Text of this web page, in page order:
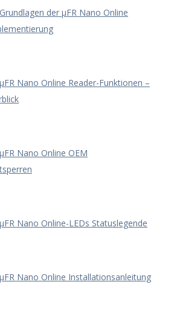
Grundlagen der μFR Nano Online
μFR Nano Online Reader-Funktionen –
μFR Nano Online OEM
μFR Nano Online-LEDs Statuslegende
μFR Nano Online Installationsanleitung